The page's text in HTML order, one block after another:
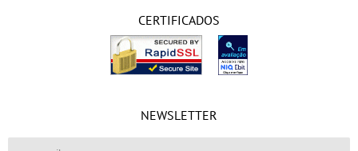
CERTIFICADOS
NEWSLETTER